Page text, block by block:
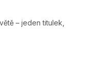
– jeden titulek,